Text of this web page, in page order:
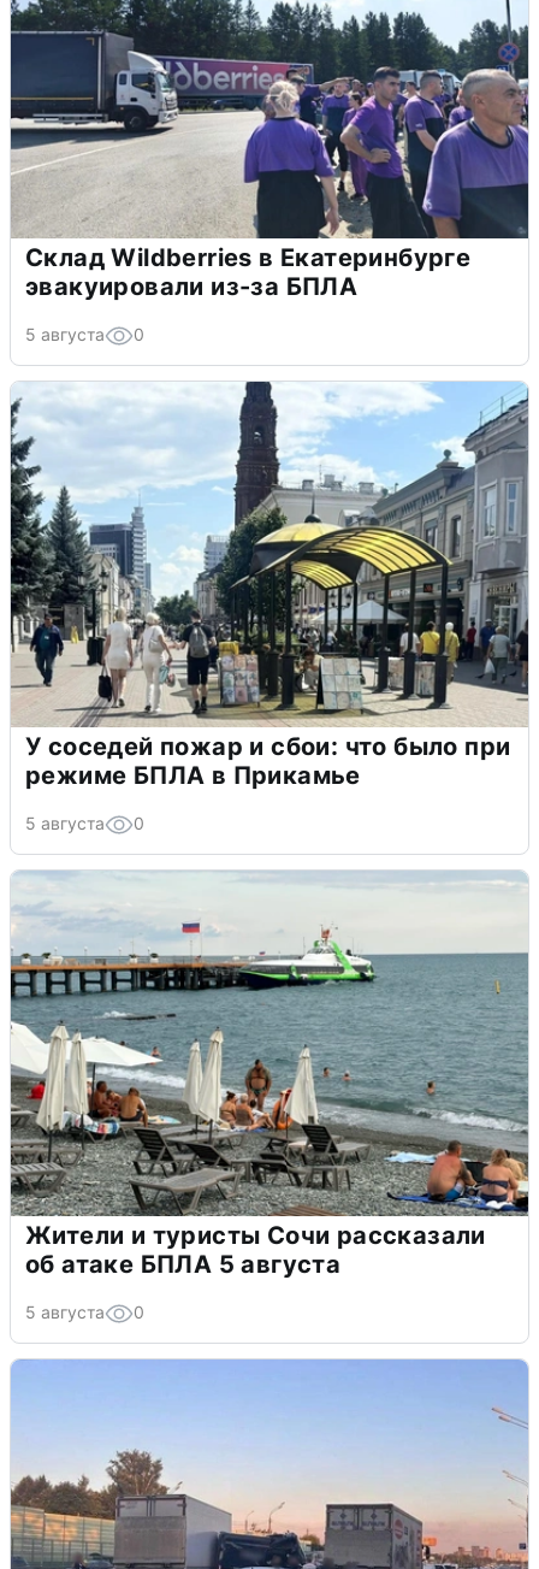
Склад Wildberries в Екатеринбурге
эвакуировали из-за БПЛА
5 августа 0
У соседей пожар и сбои: что было при
режиме БПЛА в Прикамье
5 августа 0
Жители и туристы Сочи рассказали
об атаке БПЛА 5 августа
5 августа 0